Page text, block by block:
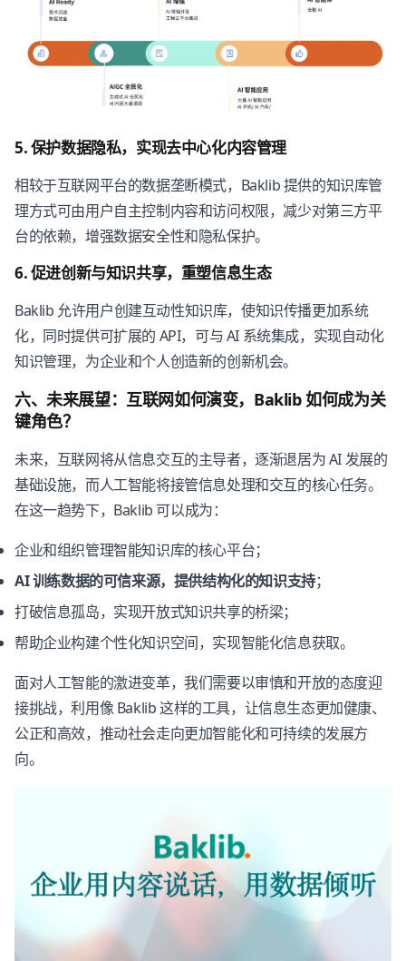
5. 保护数据隐私，实现去中心化内容管理
相较于互联网平台的数据垄断模式，Baklib 提供的知识库管
理方式可由用户自主控制内容和访问权限，减少对第三方平
台的依赖，增强数据安全性和隐私保护。
6. 促进创新与知识共享，重塑信息生态
Baklib 允许用户创建互动性知识库，使知识传播更加系统
化，同时提供可扩展的 API，可与 AI 系统集成，实现自动化
知识管理，为企业和个人创造新的创新机会。
六、未来展望：互联网如何演变，Baklib 如何成为关
键角色？
未来，互联网将从信息交互的主导者，逐渐退居为 AI 发展的
基础设施，而人工智能将接管信息处理和交互的核心任务。
在这一趋势下，Baklib 可以成为：
企业和组织管理智能知识库的核心平台；
AI 训练数据的可信来源，提供结构化的知识支持；
打破信息孤岛，实现开放式知识共享的桥梁；
帮助企业构建个性化知识空间，实现智能化信息获取。
面对人工智能的激进变革，我们需要以审慎和开放的态度迎
接挑战，利用像 Baklib 这样的工具，让信息生态更加健康、
公正和高效，推动社会走向更加智能化和可持续的发展方
向。